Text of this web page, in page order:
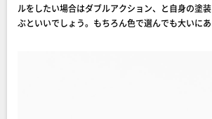
ルをしたい場合はダブルアクション、と自身の塗
ぶといいでしょう。もちろん色で選んでも大いに